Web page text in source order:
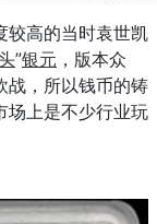
高的当时袁世凯
”银元 ，版本众
战，所以钱币的铸
场上是不少行业玩